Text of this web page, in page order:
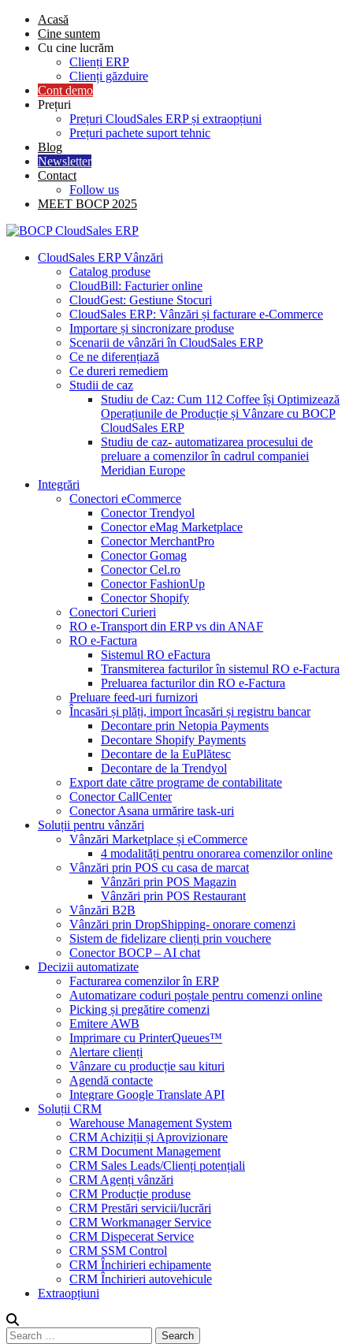
Skip
content
Acasă
Cine suntem
Cu cine lucrăm
Clienți ERP
Clienți găzduire
Cont demo
Prețuri
Prețuri CloudSales ERP și extraopțiuni
Prețuri pachete suport tehnic
Blog
Newsletter
Contact
Follow us
MEET BOCP 2025
CloudSales ERP Vânzări
Catalog produse
CloudBill: Facturier online
CloudGest: Gestiune Stocuri
CloudSales ERP: Vânzări și facturare e-Commerce
Importare și sincronizare produse
Scenarii de vânzări în CloudSales ERP
Ce ne diferențiază
Ce dureri remediem
Studii de caz
Studiu de Caz: Cum 112 Coffee își Optimizează
Operațiunile de Producție și Vânzare cu BOCP
CloudSales ERP
Studiu de caz- automatizarea procesului de
preluare a comenzilor în cadrul companiei
Meridian Europe
Integrări
Conectori eCommerce
Conector Trendyol
Conector eMag Marketplace
Conector MerchantPro
Conector Gomag
Conector Cel.ro
Conector FashionUp
Conector Shopify
Conectori Curieri
RO e-Transport din ERP vs din ANAF
RO e-Factura
Sistemul RO eFactura
Transmiterea facturilor în sistemul RO e-Factura
Preluarea facturilor din RO e-Factura
Preluare feed-uri furnizori
Încasări și plăți, import încasări și registru bancar
Decontare prin Netopia Payments
Decontare Shopify Payments
Decontare de la EuPlătesc
Decontare de la Trendyol
Export date către programe de contabilitate
Conector CallCenter
Conector Asana urmărire task-uri
Soluții pentru vânzări
Vânzări Marketplace și eCommerce
4 modalități pentru onorarea comenzilor online
Vânzări prin POS cu casa de marcat
Vânzări prin POS Magazin
Vânzări prin POS Restaurant
Vânzări B2B
Vânzări prin DropShipping- onorare comenzi
Sistem de fidelizare clienți prin vouchere
Conector BOCP – AI chat
Decizii automatizate
Facturarea comenzilor în ERP
Automatizare coduri poștale pentru comenzi online
Picking și pregătire comenzi
Emitere AWB
Imprimare cu PrinterQueues™
Alertare clienți
Vânzare cu producție sau kituri
Agendă contacte
Integrare Google Translate API
Soluții CRM
Warehouse Management System
CRM Achiziții și Aprovizionare
CRM Document Management
CRM Sales Leads/Clienți potențiali
CRM Agenți vânzări
CRM Producție produse
CRM Prestări servicii/lucrări
CRM Workmanager Service
CRM Dispecerat Service
CRM SSM Control
CRM Închirieri echipamente
CRM Închirieri autovehicule
Extraopțiuni